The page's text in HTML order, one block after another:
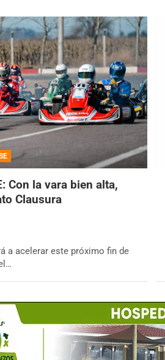
Con la vara bien alta,
Clausura
a acelerar este próximo fin de